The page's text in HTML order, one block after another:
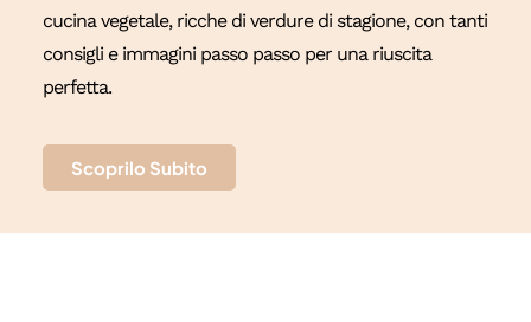
cucina vegetale, ricche di verdure di stagione, con tanti
consigli e immagini passo passo per una riuscita
perfetta.
Scoprilo Subito